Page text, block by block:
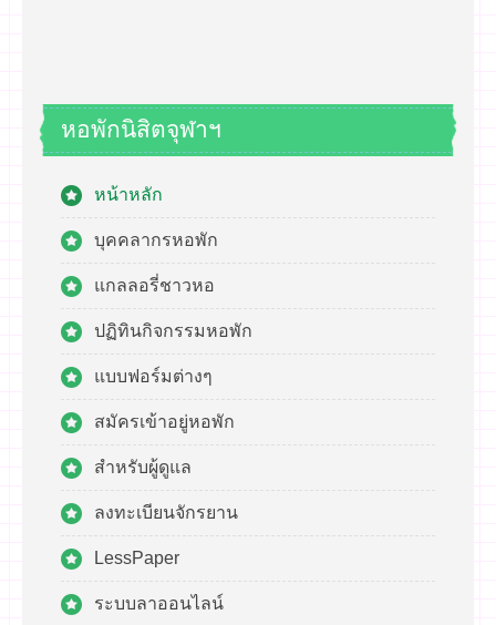
หอพักนิสิตจุฬาฯ
หน้าหลัก
บุคคลากรหอพัก
แกลลอรี่ชาวหอ
ปฏิทินกิจกรรมหอพัก
แบบฟอร์มต่างๆ
สมัครเข้าอยู่หอพัก
สำหรับผู้ดูแล
ลงทะเบียนจักรยาน
LessPaper
ระบบลาออนไลน์